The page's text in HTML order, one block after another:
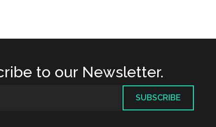
to our Newsletter.
SUBSCRIBE